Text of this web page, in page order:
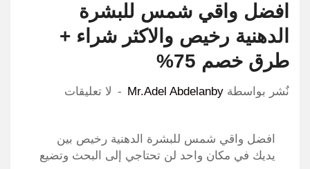
افضل واقي شمس للبشرة
الدهنية رخيص والاكثر شراء +
طرق خصم 75%
نٌشر بواسطة Mr.Adel Abdelanby لا تعليقات
افضل واقي شمس للبشرة الدهنية رخيص بين
يديك في مكان واحد لن تحتاجي إلى البحث وتضيع